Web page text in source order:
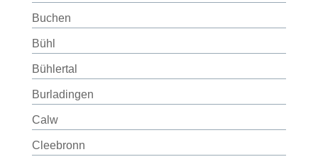
Buchen
Bühl
Bühlertal
Burladingen
Calw
Cleebronn